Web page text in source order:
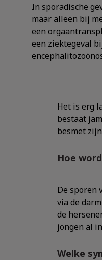
In sporadische
maar alleen bij
een
een ziektegeval
Het is erg
bestaat
besmet
Hoe
De sporen
via de
de
jongen al
Welke